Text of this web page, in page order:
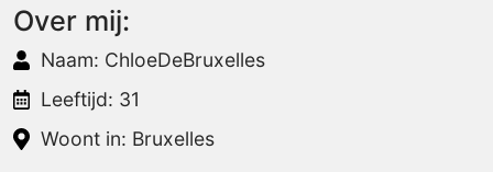
Over mij:
Naam: ChloeDeBruxelles
Leeftijd: 31
Woont in: Bruxelles